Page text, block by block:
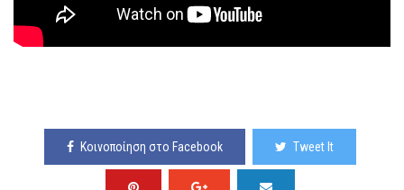
Κοινοποίηση στο Facebook Tweet It